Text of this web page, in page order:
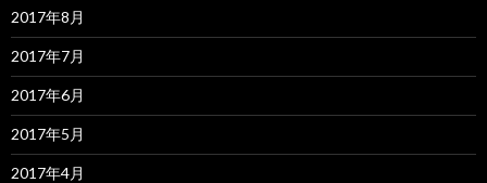
2017年8月
2017年7月
2017年6月
2017年5月
2017年4月